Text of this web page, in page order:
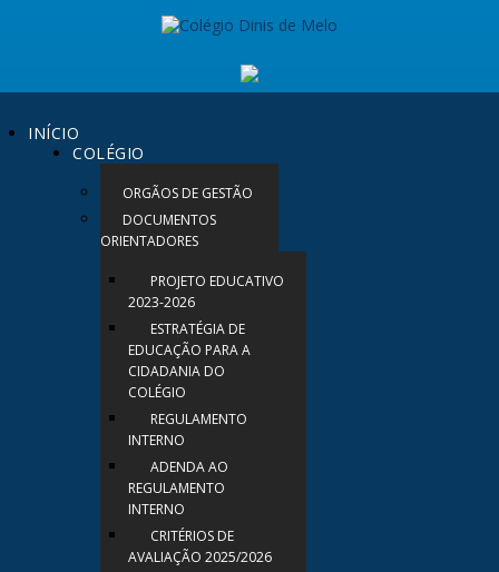
INÍCIO
COLÉGIO
ORGÃOS DE GESTÃO
DOCUMENTOS
ORIENTADORES
PROJETO EDUCATIVO
2023-2026
ESTRATÉGIA DE
EDUCAÇÃO PARA A
CIDADANIA DO
COLÉGIO
REGULAMENTO
INTERNO
ADENDA AO
REGULAMENTO
INTERNO
CRITÉRIOS DE
AVALIAÇÃO 2025/2026